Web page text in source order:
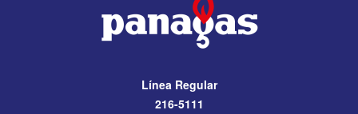
Línea Regular
216-5111